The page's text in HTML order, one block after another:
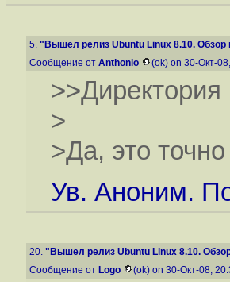
5. "Вышел релиз Ubuntu Linux 8.10. Обзор
Сообщение от Anthonio (ok) on 30-Окт-
>
>Да, это
Ув. Аноним.
20. "Вышел релиз Ubuntu Linux 8.10.
Сообщение от Logo (ok) on 30-Окт-08,